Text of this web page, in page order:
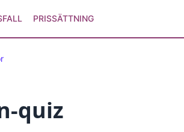
PRISSÄTTNING
quiz